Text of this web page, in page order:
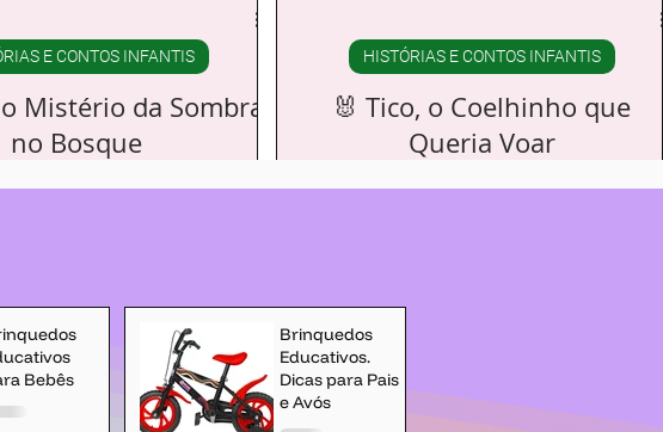
Mistério da Sombra
no Bosque
dourada no Bosque das
atrás das borboletas que
E CONTOS INFANTIS
🐰 Tico, o Coelhinho que
Queria Voar
Tico é um coelhinho sonhador que quer
formas criativas de se aproximar do seu
HISTÓRIAS E CONTOS INFANTIS
Bebês
Brinquedos
Educativos.
Dicas para Pais
e Avós